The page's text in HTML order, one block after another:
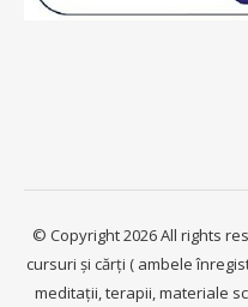
© Copyright 2026 All rights
cursuri și cărți ( ambele
meditații, terapii, materiale